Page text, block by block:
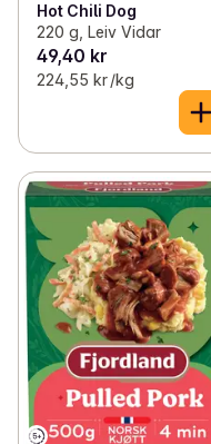
Hot Chili Dog
220 g, Leiv Vidar
49,40 kr
224,55 kr /kg